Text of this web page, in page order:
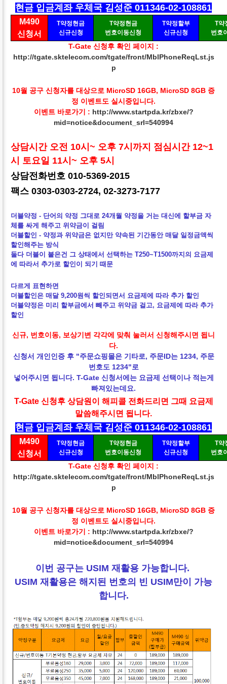
현금 입금계좌 우체국 김성준 011346-02-108861
M490
신청서
T약정현금
신규신청
T약정현금
번호이동신청
T약정할부
신규신청
T약
번호
T-Gate 신청후 확인 페이지 :
http://tgate.sktelecom.com/tgate/front/MblPhoneReqLst.js
p
10월 공구 신청자를 대상으로 MicroSD 16GB, MicroSD 8GB 증
정 이벤트도 실시중입니다.
이벤트 바로가기 : http://www.startpda.kr/zbxe/?
mid=notice&document_srl=540994
상담시간 오전 10시~ 오후 7시까지 점심시간 12~1
시 토요일 11시~ 오후 5시
상담전화번호 010-5369-2015
팩스 0303-0303-2724, 02-3273-7177
더블약정 - 단어의 약정 그대로 24개월 약정을 거는 대신에 할부금 자
체를 싸게 해주고 위약금이 걸림
더블할인 - 약정과 위약금은 없지만 약속된 기간동안 매달 일정금액씩
할인해주는 방식
둘다 더블이 붙은건 그 상태에서 선택하는 T250~T1500까지의 요금제
에 따라서 추가로 할인이 되기 때문
다르게 표현하면
더블할인은 매달 9,200원씩 할인되면서 요금제에 따라 추가 할인
더블약정은 미리 할부금에서 빼주고 위약금 걸고, 요금제에 따라 추가
할인
신규, 번호이동, 보상기변 각각에 맞춰 눌러서 신청해주시면 됩니
다.
신청서 개인인증 후 "주문쇼핑몰은 기타로, 주문ID는 1234, 주문
번호도 1234"로
넣어주시면 됩니다. T-Gate 신청서에는 요금제 선택이나 적는게
빠져있는데요.
T-Gate 신청후 상담원이 해피콜 전화드리면 그때 요금제
말씀해주시면 됩니다.
현금 입금계좌 우체국 김성준 011346-02-108861
M490
신청서
T약정현금
신규신청
T약정현금
번호이동신청
T약정할부
신규신청
T약
번호
T-Gate 신청후 확인 페이지 :
http://tgate.sktelecom.com/tgate/front/MblPhoneReqLst.js
p
10월 공구 신청자를 대상으로 MicroSD 16GB, MicroSD 8GB 증
정 이벤트도 실시중입니다.
이벤트 바로가기 : http://www.startpda.kr/zbxe/?
mid=notice&document_srl=540994
이번 공구는 USIM 재활용 가능합니다.
USIM 재활용은 해지된 번호의 빈 USIM만이 가능
합니다.